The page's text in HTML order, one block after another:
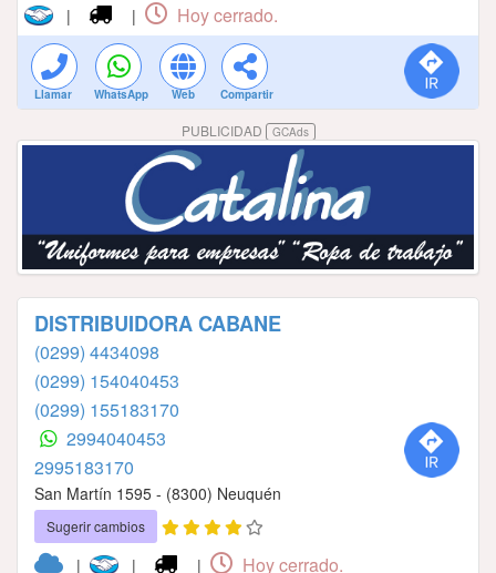
| | Hoy cerrado.
Llamar WhatsApp Web Compartir
PUBLICIDAD GCAds
DISTRIBUIDORA CABANE
(0299) 4434098
(0299) 154040453
(0299) 155183170
2994040453
2995183170
San Martín 1595 - (8300) Neuquén
Sugerir cambios
| | | Hoy cerrado.